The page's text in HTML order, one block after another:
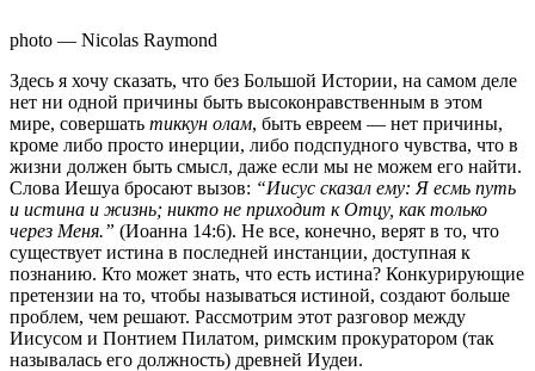
photo — Nicolas Raymond
Здесь я хочу сказать, что без Большой Истории, на самом деле
нет ни одной причины быть высоконравственным в этом
мире, совершать тиккун олам, быть евреем — нет причины,
кроме либо просто инерции, либо подспудного чувства, что в
жизни должен быть смысл, даже если мы не можем его найти.
Слова Иешуа бросают вызов: “Иисус сказал ему: Я есмь путь
и истина и жизнь; никто не приходит к Отцу, как только
через Меня.” (Иоанна 14:6). Не все, конечно, верят в то, что
существует истина в последней инстанции, доступная к
познанию. Кто может знать, что есть истина? Конкурирующие
претензии на то, чтобы называться истиной, создают больше
проблем, чем решают. Рассмотрим этот разговор между
Иисусом и Понтием Пилатом, римским прокуратором (так
называлась его должность) древней Иудеи.